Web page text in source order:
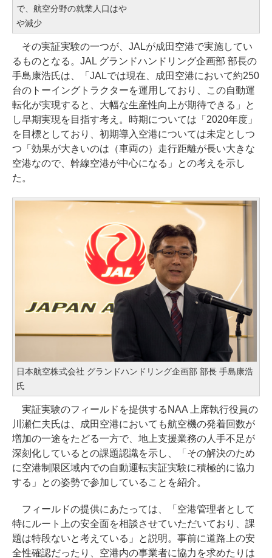
で、航空分野の就業人口はや
や減少
その実証実験の一つが、JALが成田空港で実施してい
るものとなる。JAL グランドハンドリング企画部 部長の
手島康浩氏は、「JALでは現在、成田空港において約250
台のトーイングトラクターを運用しており、この自動運
転化が実現すると、大幅な生産性向上が期待できる」と
し早期実現を目指す考え。時期については「2020年度」
を目標としており、初期導入空港については未定としつ
つ「効果が大きいのは（車両の）走行距離が長い大きな
空港なので、幹線空港が中心になる」との考えを示し
た。
日本航空株式会社 グランドハンドリング企画部 部長 手島康浩
氏
実証実験のフィールドを提供するNAA 上席執行役員の
川瀬仁夫氏は、成田空港においても航空機の発着回数が
増加の一途をたどる一方で、地上支援業務の人手不足が
深刻化しているとの課題認識を示し、「その解決のため
に空港制限区域内での自動運転実証実験に積極的に協力
する」との姿勢で参加していることを紹介。
フィールドの提供にあたっては、「空港管理者として
特にルート上の安全面を相談させていただいており、課
題は特段ないと考えている」と説明。事前に道路上の安
全性確認だったり、空港内の事業者に協力を求めたりは